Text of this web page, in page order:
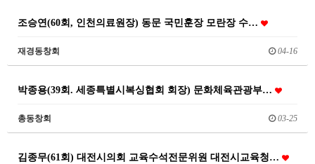
조승연(60회, 인천의료원장) 동문 국민훈장 모란장 수…
재경동창회 04-16
박종용(39회. 세종특별시복싱협회 회장) 문화체육관광부…
총동창회 03-25
김종무(61회) 대전시의회 교육수석전문위원 대전시교육청…